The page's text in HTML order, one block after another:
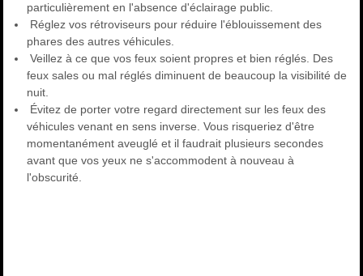
particulièrement en l'absence d'éclairage public.
Réglez vos rétroviseurs pour réduire l'éblouissement des
phares des autres véhicules.
Veillez à ce que vos feux soient propres et bien réglés. Des
feux sales ou mal réglés diminuent de beaucoup la visibilité de
nuit.
Évitez de porter votre regard directement sur les feux des
véhicules venant en sens inverse. Vous risqueriez d'être
momentanément aveuglé et il faudrait plusieurs secondes
avant que vos yeux ne s'accommodent à nouveau à
l'obscurité.